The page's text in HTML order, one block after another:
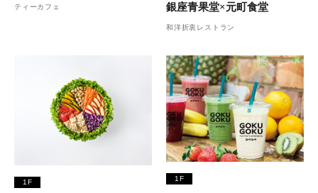
ティーカフェ 銀座青果堂×元町食堂
和洋折衷レストラン
1F 1F